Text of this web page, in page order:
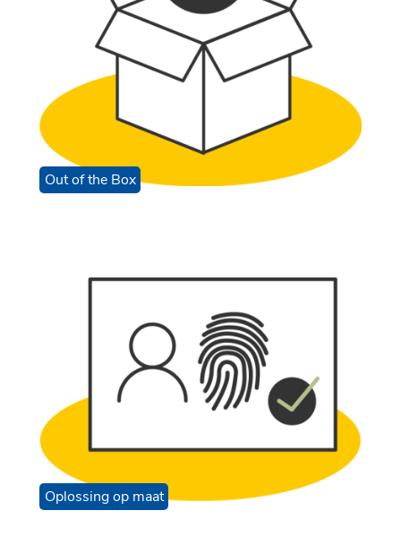
Out of the Box
Oplossing op maat